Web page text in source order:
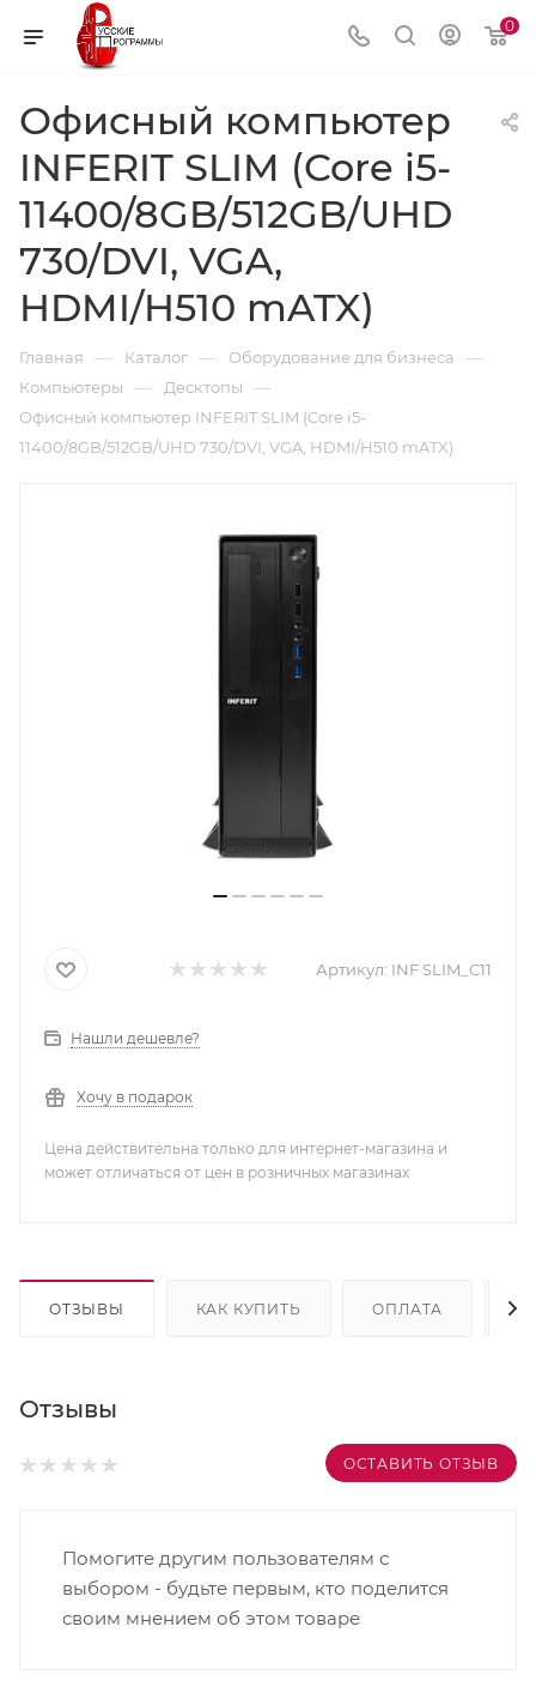
0
Офисный компьютер
INFERIT SLIM (Core i5-
11400/8GB/512GB/UHD
730/DVI, VGA,
HDMI/H510 mATX)
Главная — Каталог — Оборудование для бизнеса —
Компьютеры — Десктопы —
Офисный компьютер INFERIT SLIM (Core i5-
11400/8GB/512GB/UHD 730/DVI, VGA, HDMI/H510 mATX)
Артикул: INF SLIM_C11
Нашли дешевле?
Хочу в подарок
Цена действительна только для интернет-магазина и
может отличаться от цен в розничных магазинах
ОТЗЫВЫ КАК КУПИТЬ ОПЛАТА
Отзывы
ОСТАВИТЬ ОТЗЫВ
Помогите другим пользователям с
выбором - будьте первым, кто поделится
своим мнением об этом товаре